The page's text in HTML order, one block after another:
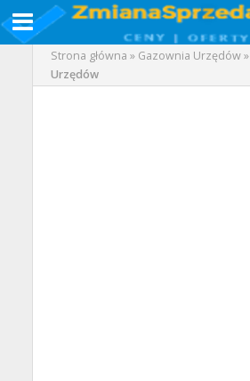
Strona główna » Gazownia Urzędów»
Urzędów